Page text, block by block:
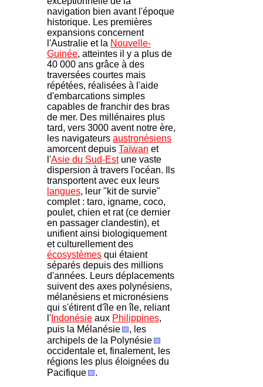
navigation bien avant l'époque
historique. Les premières
expansions concernent
l'Australie et la Nouvelle-
Guinée, atteintes il y a plus de
40 000 ans grâce à des
traversées courtes mais
répétées, réalisées à l'aide
d'embarcations simples
capables de franchir des bras
de mer. Des millénaires plus
tard, vers 3000 avent notre ère,
les navigateurs austronésiens
amorcent depuis Taïwan et
l'Asie du Sud-Estune vaste
dispersion à travers l'océan. Ils
transportent avec eux leurs
langues, leur "kit de survie"
complet : taro, igname, coco,
poulet, chien et rat (ce dernier
en passager clandestin), et
unifient ainsi biologiquement
et culturellement des
écosystèmes qui étaient
séparés depuis des millions
d'années. Leurs déplacements
suivent des axes polynésiens,
mélanésiens et micronésiens
qui s'étirent d'île en île, reliant
l' Indonésie aux Philippines,
puis la Mélanésie
, les
archipels de la Polynésie
occidentale et, finalement, les
régions les plus éloignées du
Pacifique
.